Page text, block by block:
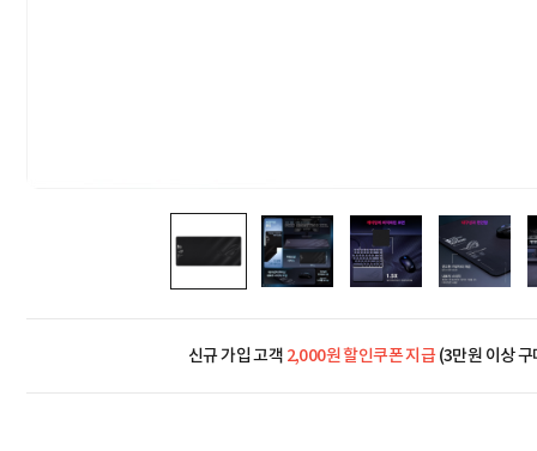
신규 가입 고객 2,000원 할인쿠폰 지급(3만원 이상 구